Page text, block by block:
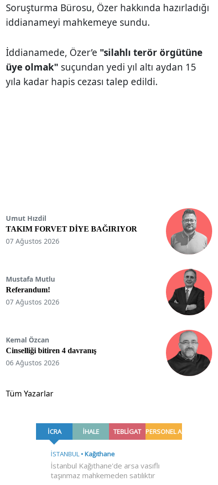
Soruşturma Bürosu, Özer hakkında hazırladığı
iddianameyi mahkemeye sundu.
İddianamede, Özer’e "silahlı terör örgütüne
üye olmak" suçundan yedi yıl altı aydan 15
yıla kadar hapis cezası talep edildi.
Umut Hızdil
TAKIM FORVET DİYE BAĞIRIYOR
07 Ağustos 2026
Mustafa Mutlu
Referandum!
07 Ağustos 2026
Kemal Özcan
Cinselliği bitiren 4 davranış
06 Ağustos 2026
Tüm Yazarlar